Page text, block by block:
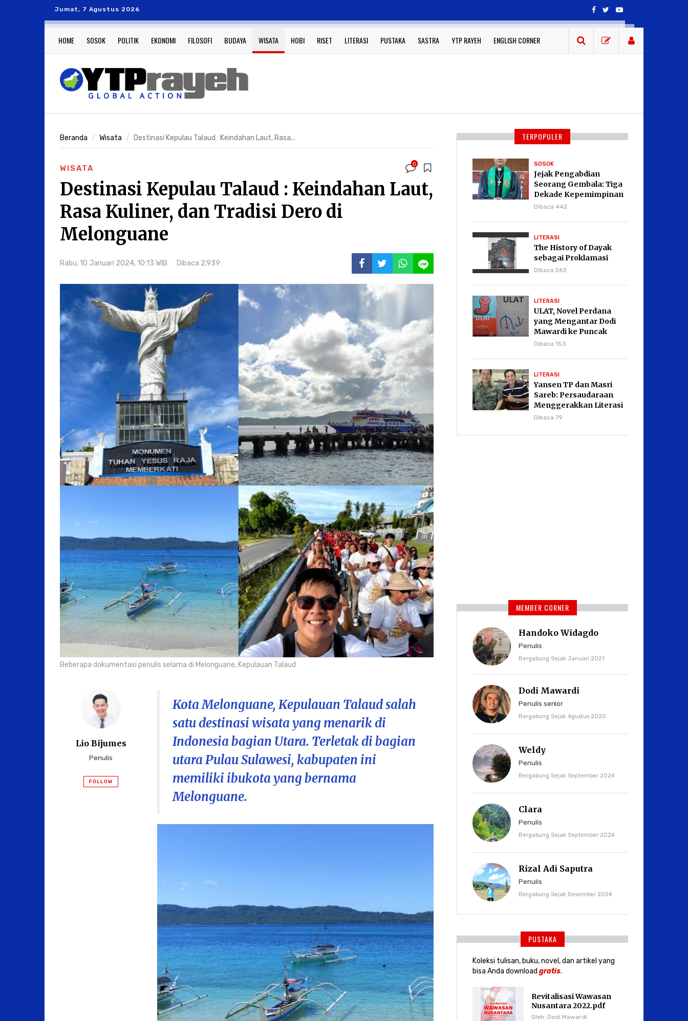
Jumat, 7 Agustus 2026
HOME SOSOK POLITIK EKONOMI FILOSOFI BUDAYA WISATA HOBI RISET LITERASI PUSTAKA SASTRA YTP RAYEH ENGLISH CORNER
Beranda Wisata Destinasi Kepulau Talaud : Keindahan Laut, Rasa...
WISATA 0
Destinasi Kepulau Talaud : Keindahan Laut,
Rasa Kuliner, dan Tradisi Dero di
Melonguane
Rabu, 10 Januari 2024, 10:13 WIB Dibaca 2.939
Beberapa dokumentasi penulis selama di Melonguane, Kepulauan Talaud
Lio Bijumes
Penulis
FOLLOW
Kota Melonguane, Kepulauan Talaud salah
satu destinasi wisata yang menarik di
Indonesia bagian Utara. Terletak di bagian
utara Pulau Sulawesi, kabupaten ini
memiliki ibukota yang bernama
Melonguane.
TERPOPULER
SOSOK
Jejak Pengabdian
Seorang Gembala: Tiga
Dekade Kepemimpinan
Pdt. Dr. Yulius Daud di
Dibaca 442
LITERASI
The History of Dayak
sebagai Proklamasi
Dibaca 263
LITERASI
ULAT, Novel Perdana
yang Mengantar Dodi
Mawardi ke Puncak
Karier Kepenulisan
Dibaca 153
LITERASI
Yansen TP dan Masri
Sareb: Persaudaraan
Menggerakkan Literasi
Borneo
Dibaca 79
MEMBER CORNER
Handoko Widagdo
Penulis
Bergabung Sejak Januari 2021
Dodi Mawardi
Penulis senior
Bergabung Sejak Agustus 2020
Weldy
Penulis
Bergabung Sejak September 2024
Clara
Penulis
Bergabung Sejak September 2024
Rizal Adi Saputra
Penulis
Bergabung Sejak Desember 2024
PUSTAKA
Koleksi tulisan, buku, novel, dan artikel yang
bisa Anda download gratis.
Revitalisasi Wawasan
Nusantara 2022.pdf
Oleh: Dodi Mawardi